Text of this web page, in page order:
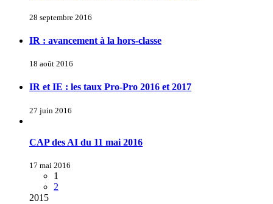
28 septembre 2016
IR : avancement à la hors-classe
18 août 2016
IR et IE : les taux Pro-Pro 2016 et 2017
27 juin 2016
CAP des AI du 11 mai 2016
17 mai 2016
1
2
2015